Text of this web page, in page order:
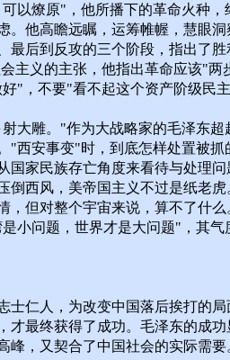
以燎原"，他所播下的革命火种
。他高瞻远瞩，运筹帷幄，慧眼
最后到反攻的三个阶段，指出了
主义的主张，他指出革命应该"
"，不要"看不起这个资产阶级民
大雕。"作为大战略家的毛泽东
"西安事变"时，到底怎样处置被
国家民族存亡角度来看待与处理
倒西风，美帝国主义不过是纸老
，但对整个宇宙来说，算不了什
小问题，世界才是大问题"，其气
士仁人，为改变中国落后挨打的
才最终获得了成功。毛泽东的成
峰，又契合了中国社会的实际需要